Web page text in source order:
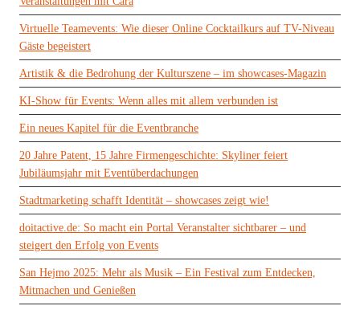
Virtuelle Teamevents: Wie dieser Online Cocktailkurs auf TV-Niveau
Gäste begeistert
Artistik & die Bedrohung der Kulturszene – im showcases-Magazin
KI-Show für Events: Wenn alles mit allem verbunden ist
Ein neues Kapitel für die Eventbranche
20 Jahre Patent, 15 Jahre Firmengeschichte: Skyliner feiert
Jubiläumsjahr mit Eventüberdachungen
Stadtmarketing schafft Identität – showcases zeigt wie!
doitactive.de: So macht ein Portal Veranstalter sichtbarer – und
steigert den Erfolg von Events
San Hejmo 2025: Mehr als Musik – Ein Festival zum Entdecken,
Mitmachen und Genießen